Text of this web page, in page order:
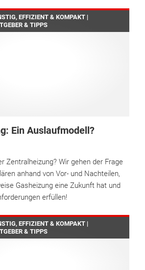
EFFIZIENT & KOMPAKT |
& TIPPS
Ein Auslaufmodell?
Zentralheizung? Wir gehen der Frage
anhand von Vor- und Nachteilen,
Gasheizung eine Zukunft hat und
erfüllen!
EFFIZIENT & KOMPAKT |
& TIPPS